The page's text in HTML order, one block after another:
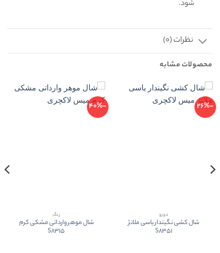
شود.
نظرات (0)
محصولات مشابه
-26%
دورو
شال کشی نگیندار یاسی ملانژ
S8351
-40%
رنگ
شال موهر وارداتی مشکی کرم
S8315